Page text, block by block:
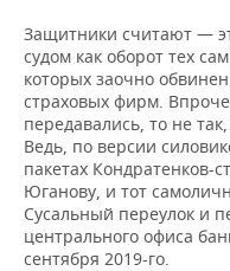
Защитники считают —
судом как оборот тех
которых заочно
страховых фирм.
передавались, то не
Ведь, по версии
пакетах Кондратенков-
Юганову, и тот
Сусальный переулок и
центрального офиса
сентября 2019-го.